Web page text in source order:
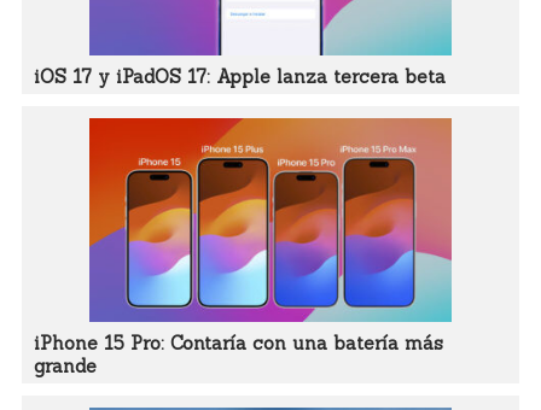
iOS 17 y iPadOS 17: Apple lanza tercera beta
iPhone 15 Pro: Contaría con una batería más
grande